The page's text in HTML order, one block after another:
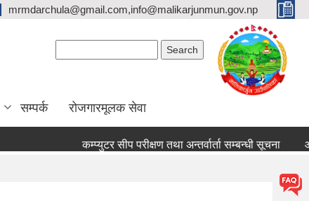
mrmdarchula@gmail.com,info@malikarjunmun.gov.np
सम्पर्क रोजगारमूलक सेवा
कम्प्युटर सीप परीक्षण तथा अन्तर्वार्ता सम्बन्धी सूचना आ.व.